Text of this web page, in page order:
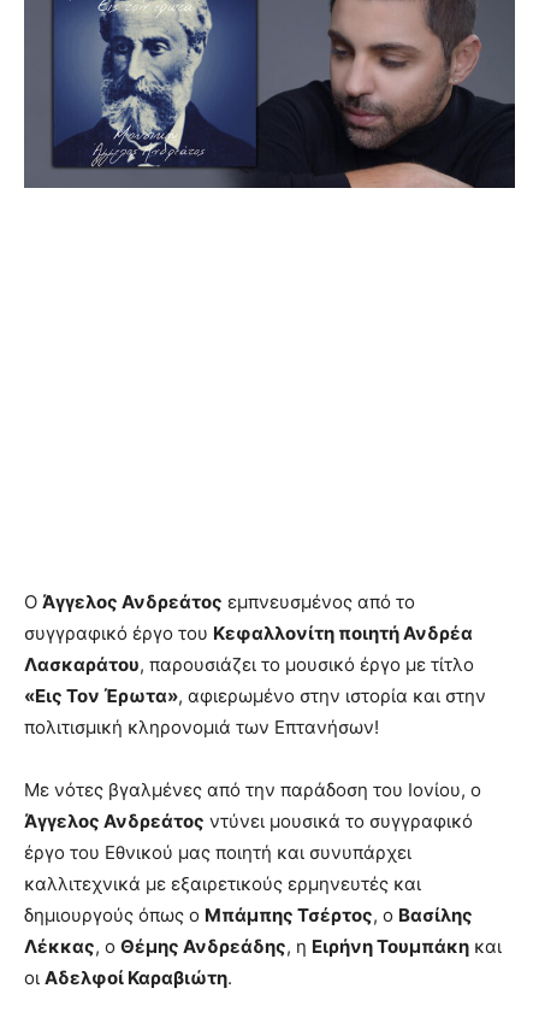
O Άγγελος Ανδρεάτος εμπνευσμένος από το
συγγραφικό έργο του Κεφαλλονίτη ποιητή Ανδρέα
Λασκαράτου, παρουσιάζει το μουσικό έργο με τίτλο
«Εις Τον Έρωτα», αφιερωμένο στην ιστορία και στην
πολιτισμική κληρονομιά των Επτανήσων!
Με νότες βγαλμένες από την παράδοση του Ιονίου, ο
Άγγελος Ανδρεάτος ντύνει μουσικά το συγγραφικό
έργο του Εθνικού μας ποιητή και συνυπάρχει
καλλιτεχνικά με εξαιρετικούς ερμηνευτές και
δημιουργούς όπως ο Μπάμπης Τσέρτος, ο Βασίλης
Λέκκας, ο Θέμης Ανδρεάδης, η Ειρήνη Τουμπάκη και
οι Αδελφοί Καραβιώτη.